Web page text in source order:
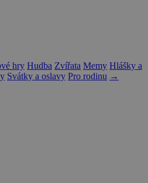
hry Hudba Zvířata Memy Hlášky a
Svátky a oslavy Pro rodinu →